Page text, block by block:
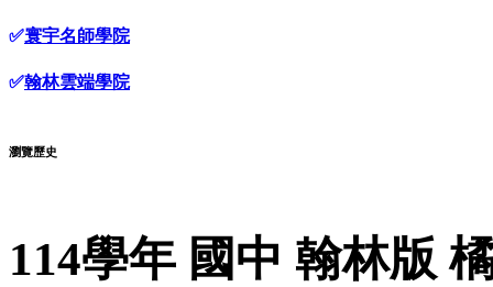
✅寰宇名師學院
✅翰林雲端學院
瀏覽歷史
114學年 國中 翰林版